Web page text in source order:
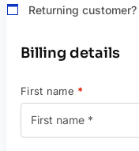
Returning customer?
Billing details
First name *